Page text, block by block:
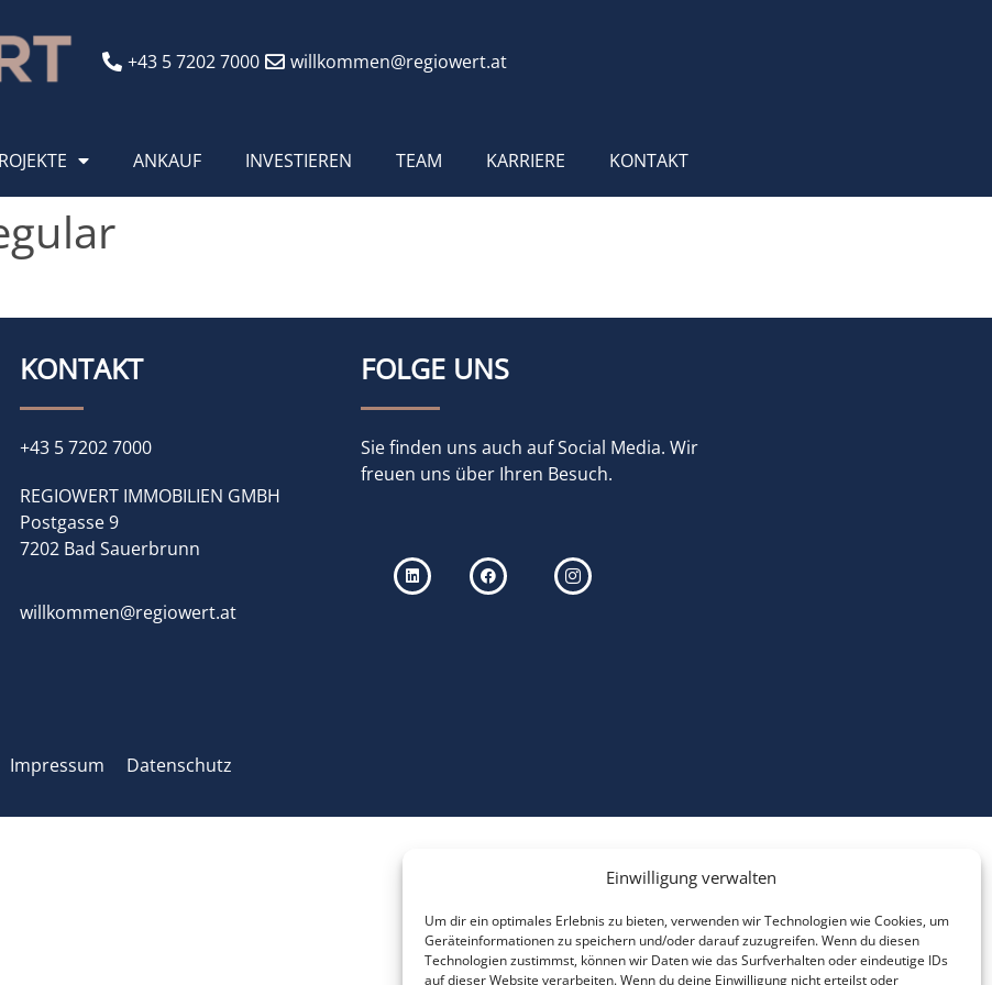
Einwilligung verwalten
Um dir ein optimales Erlebnis zu bieten, verwenden wir Technologien wie Cookies, um
Geräteinformationen zu speichern und/oder darauf zuzugreifen. Wenn du diesen
Technologien zustimmst, können wir Daten wie das Surfverhalten oder eindeutige IDs
auf dieser Website verarbeiten. Wenn du deine Einwilligung nicht erteilst oder
+43 5 7202 7000 willkommen@regiowert.at
ANKAUF INVESTIEREN TEAM KARRIERE KONTAKT
KONTAKT
+43 5 7202 7000
REGIOWERT IMMOBILIEN GMBH
Postgasse 9
7202 Bad Sauerbrunn
willkommen@regiowert.at
FOLGE UNS
Sie finden uns auch auf Social Media. Wir
freuen uns über Ihren Besuch.
Impressum Datenschutz